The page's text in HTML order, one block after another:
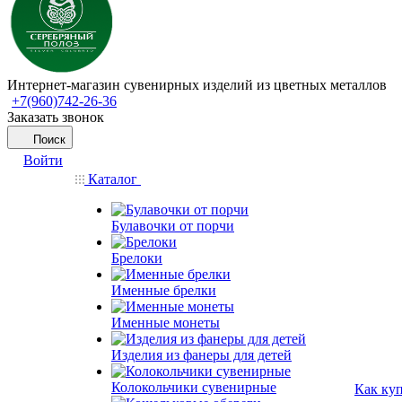
Интернет-магазин сувенирных изделий из цветных металлов
+7(960)742-26-36
Заказать звонок
Поиск
Войти
Каталог
Булавочки от порчи
Брелоки
Именные брелки
Именные монеты
Изделия из фанеры для детей
Колокольчики сувенирные Как